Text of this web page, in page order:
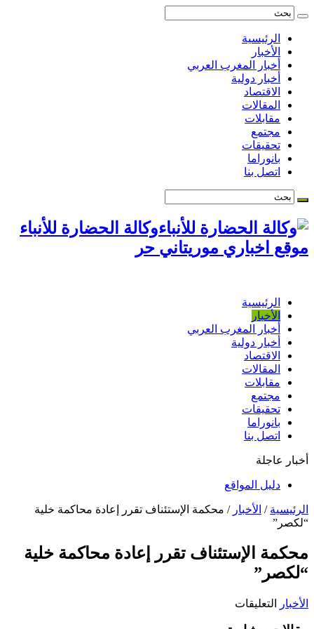
الرئيسية
الأخبار
أخبار المغرب العربي
أخبار دولية
الاقتصاد
المقالات
مقابلات
مجتمع
تحقيقات
بانوراما
اتصل بنا
وكالة الحضارة للأنباء
موقع اخباري موريتاني حر
الرئيسية
الأخبار
أخبار المغرب العربي
أخبار دولية
الاقتصاد
المقالات
مقابلات
مجتمع
تحقيقات
بانوراما
اتصل بنا
أخبار عاجلة
دليل المواقع
الرئيسية / الأخبار / محكمة الإستئناف تقرر إعادة محاكمة خلية
“لكصر”
محكمة الإستئناف تقرر إعادة محاكمة خلية
“لكصر”
الأخبار التعليقات